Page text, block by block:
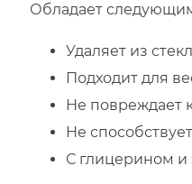
Обладает
Удаляет из
Подходит для
Не повреждает
Не
С глицерином и